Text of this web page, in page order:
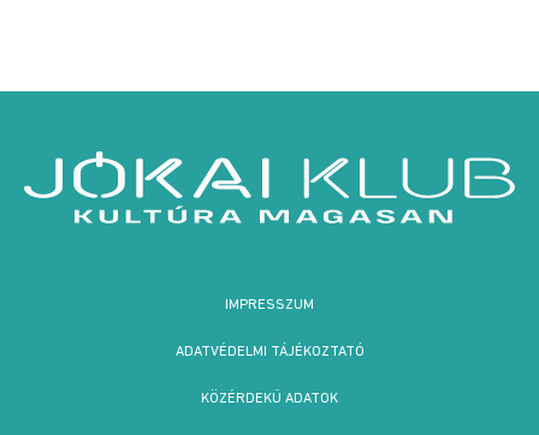
IMPRESSZUM
ADATVÉDELMI TÁJÉKOZTATÓ
KÖZÉRDEKŰ ADATOK